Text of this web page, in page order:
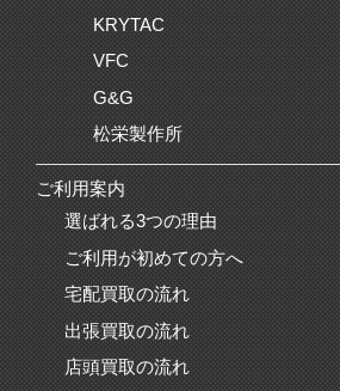
KRYTAC
VFC
G&G
松栄製作所
ご利用案内
選ばれる3つの理由
ご利用が初めての方へ
宅配買取の流れ
出張買取の流れ
店頭買取の流れ